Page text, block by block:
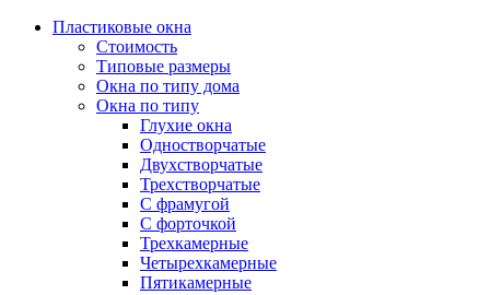
Пластиковые окна
Стоимость
Типовые размеры
Окна по типу дома
Окна по типу
Глухие окна
Одностворчатые
Двухстворчатые
Трехстворчатые
С фрамугой
С форточкой
Трехкамерные
Четырехкамерные
Пятикамерные